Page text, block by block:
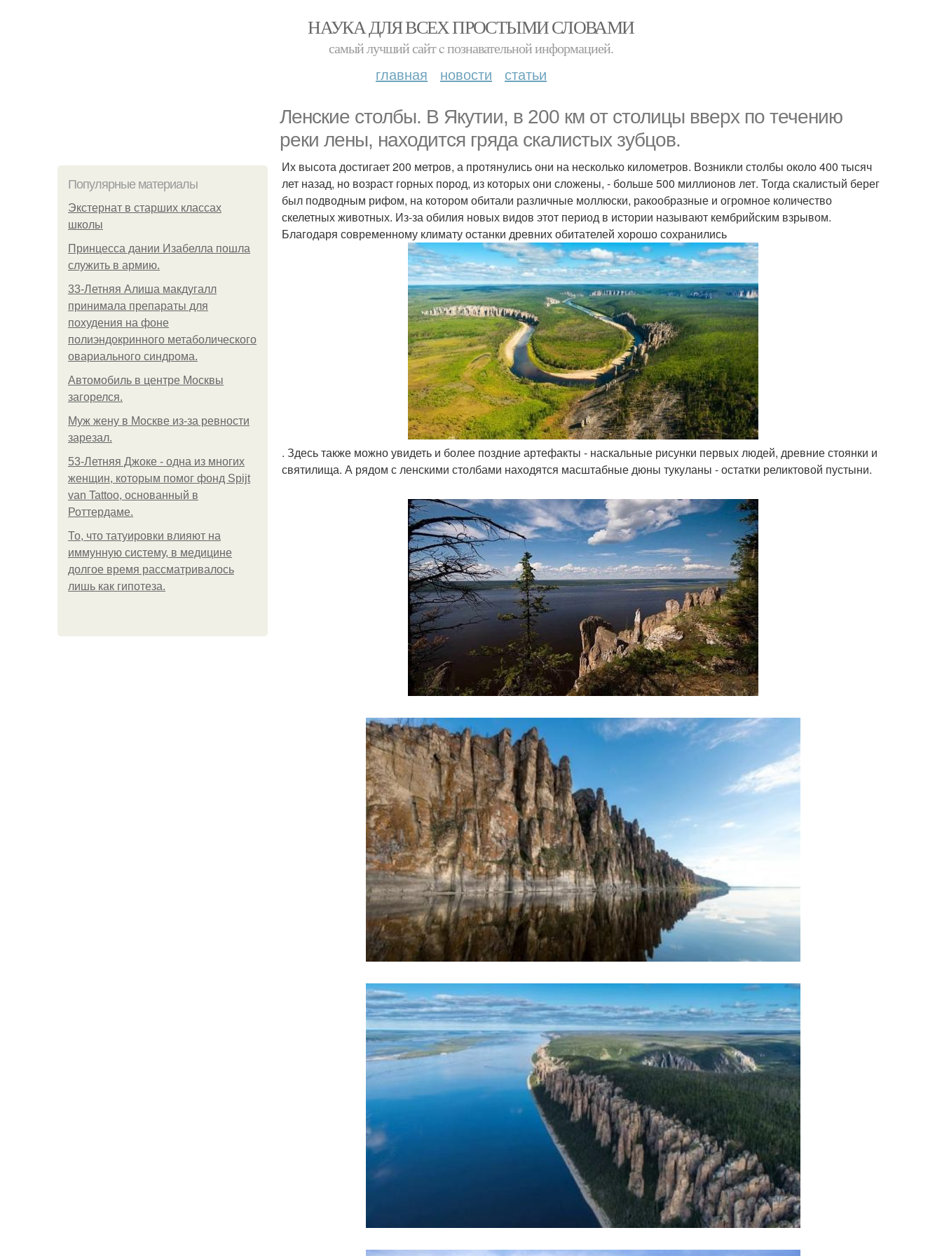
НАУКА ДЛЯ ВСЕХ ПРОСТЫМИ СЛОВАМИ
самый лучший сайт c познавательной информацией.
главная новости статьи
Ленские столбы. В Якутии, в 200 км от столицы вверх по течению
реки лены, находится гряда скалистых зубцов.
Популярные материалы
Экстернат в старших классах
школы
Принцесса дании Изабелла пошла
служить в армию.
33-Летняя Алиша макдугалл
принимала препараты для
похудения на фоне
полиэндокринного метаболического
овариального синдрома.
Автомобиль в центре Москвы
загорелся.
Mуж жену в Москве из-за ревности
зарезал.
53-Летняя Джоке - одна из многих
женщин, которым помог фонд Spijt
van Tattoo, основанный в
Роттердаме.
То, что татуировки влияют на
иммунную систему, в медицине
долгое время рассматривалось
лишь как гипотеза.
Их высота достигает 200 метров, а протянулись они на несколько километров. Возникли столбы около 400 тысяч
лет назад, но возраст горных пород, из которых они сложены, - больше 500 миллионов лет. Тогда скалистый берег
был подводным рифом, на котором обитали различные моллюски, ракообразные и огромное количество
скелетных животных. Из-за обилия новых видов этот период в истории называют кембрийским взрывом.
Благодаря современному климату останки древних обитателей хорошо сохранились
. Здесь также можно увидеть и более поздние артефакты - наскальные рисунки первых людей, древние стоянки и
святилища. А рядом с ленскими столбами находятся масштабные дюны тукуланы - остатки реликтовой пустыни.